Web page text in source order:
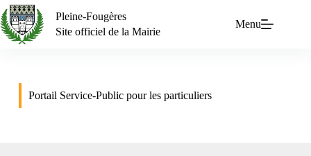
Pleine-Fougères
Site officiel de la Mairie
Menu
Portail Service-Public pour les particuliers